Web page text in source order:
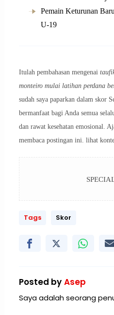
Pemain Keturunan
U-19
Itulah pembahasan mengenai
monteiro mulai latihan perdana
sudah saya paparkan dalam skor
bermanfaat bagi Anda semua
dan rawat kesehatan emosional.
membaca postingan ini. lihat
Tags Skor
Posted by Asep
Saya adalah seorang